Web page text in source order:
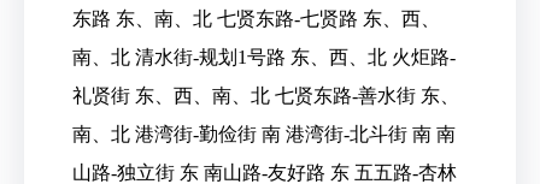
东路 东、南、北 七贤东路-七贤路 东、西、
南、北 清水街-规划1号路 东、西、北 火炬路-
礼贤街 东、西、南、北 七贤东路-善水街 东、
南、北 港湾街-勤俭街 南 港湾街-北斗街 南 南
山路-独立街 东 南山路-友好路 东 五五路-杏林